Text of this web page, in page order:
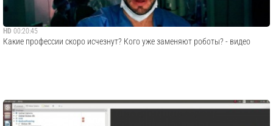
HD 00:20:45
Какие профессии скоро исчезнут? Кого уже заменяют роботы? - видео